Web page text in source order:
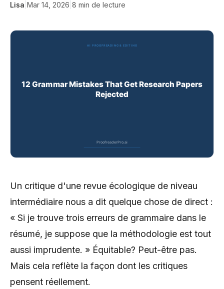
Lisa Mar 14, 2026 8 min de lecture
Un critique d'une revue écologique de niveau
intermédiaire nous a dit quelque chose de direct :
« Si je trouve trois erreurs de grammaire dans le
résumé, je suppose que la méthodologie est tout
aussi imprudente. » Équitable? Peut-être pas.
Mais cela reflète la façon dont les critiques
pensent réellement.